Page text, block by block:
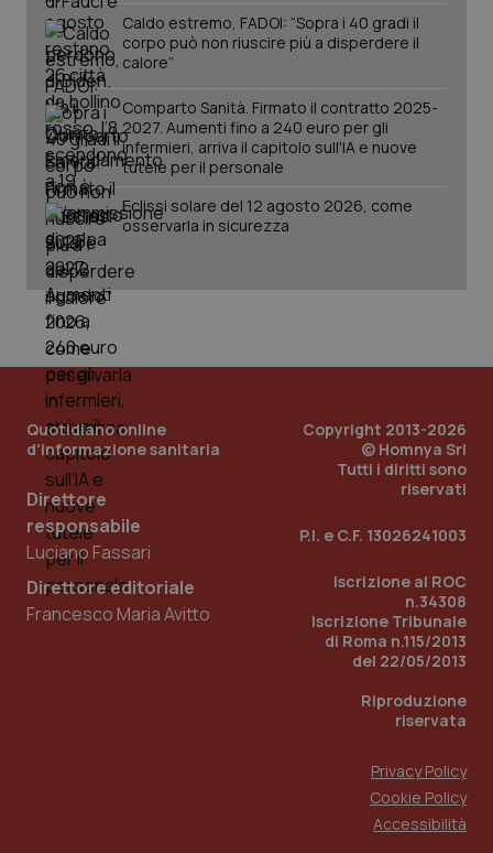
Caldo estremo, FADOI: “Sopra i 40 gradi il
corpo può non riuscire più a disperdere il
calore”
Comparto Sanità. Firmato il contratto 2025-
2027. Aumenti fino a 240 euro per gli
infermieri, arriva il capitolo sull'IA e nuove
tutele per il personale
Eclissi solare del 12 agosto 2026, come
osservarla in sicurezza
Quotidiano online
d'informazione sanitaria
Direttore
responsabile
Luciano Fassari
Direttore editoriale
Francesco Maria Avitto
Copyright 2013-2026
© Homnya Srl
Tutti i diritti sono
riservati
P.I. e C.F. 13026241003
Iscrizione al ROC
n.34308
Iscrizione Tribunale
di Roma n.115/2013
del 22/05/2013
Riproduzione
riservata
Privacy Policy
Cookie Policy
Accessibilità
PHPSESSID
www.quotidianosanita.it
1
mese